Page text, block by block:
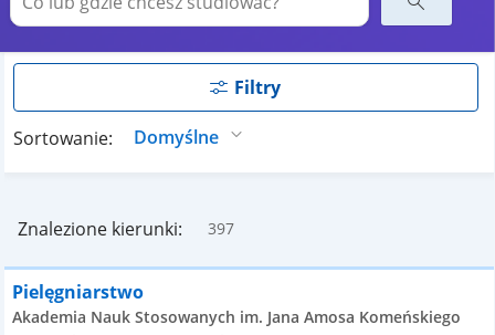
Filtry
Sortowanie:
Znalezione kierunki: 397
Pielęgniarstwo
Akademia Nauk Stosowanych im. Jana Amosa Komeńskiego